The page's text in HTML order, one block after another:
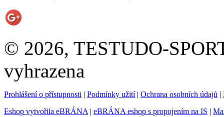
© 2026, TESTUDO-
vyhrazena
Prohlášení o přístupnosti | Podmínky užití| Ochrana osobních údajů |
Eshop vytvořila eBRÁNA | eBRÁNA eshop s propojením na IS |